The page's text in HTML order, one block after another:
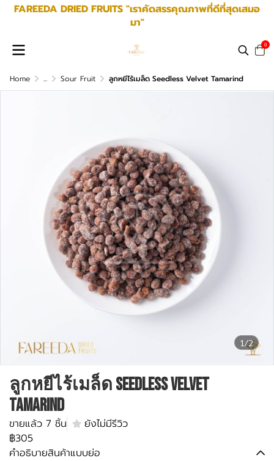
FAREEDA DRIED FRUITS "เราคัดสรรคุณภาพที่ดีที่สุดเสมอ
มา"
0
Home ... Sour Fruit ลูกหยีไร้เมล็ด Seedless Velvet Tamarind
1/2
ลูกหยีไร้เมล็ด Seedless Velvet
Tamarind
ขายแล้ว 7 ชิ้น
ยังไม่มีรีวิว
฿305
คำอธิบายสินค้าแบบย่อ